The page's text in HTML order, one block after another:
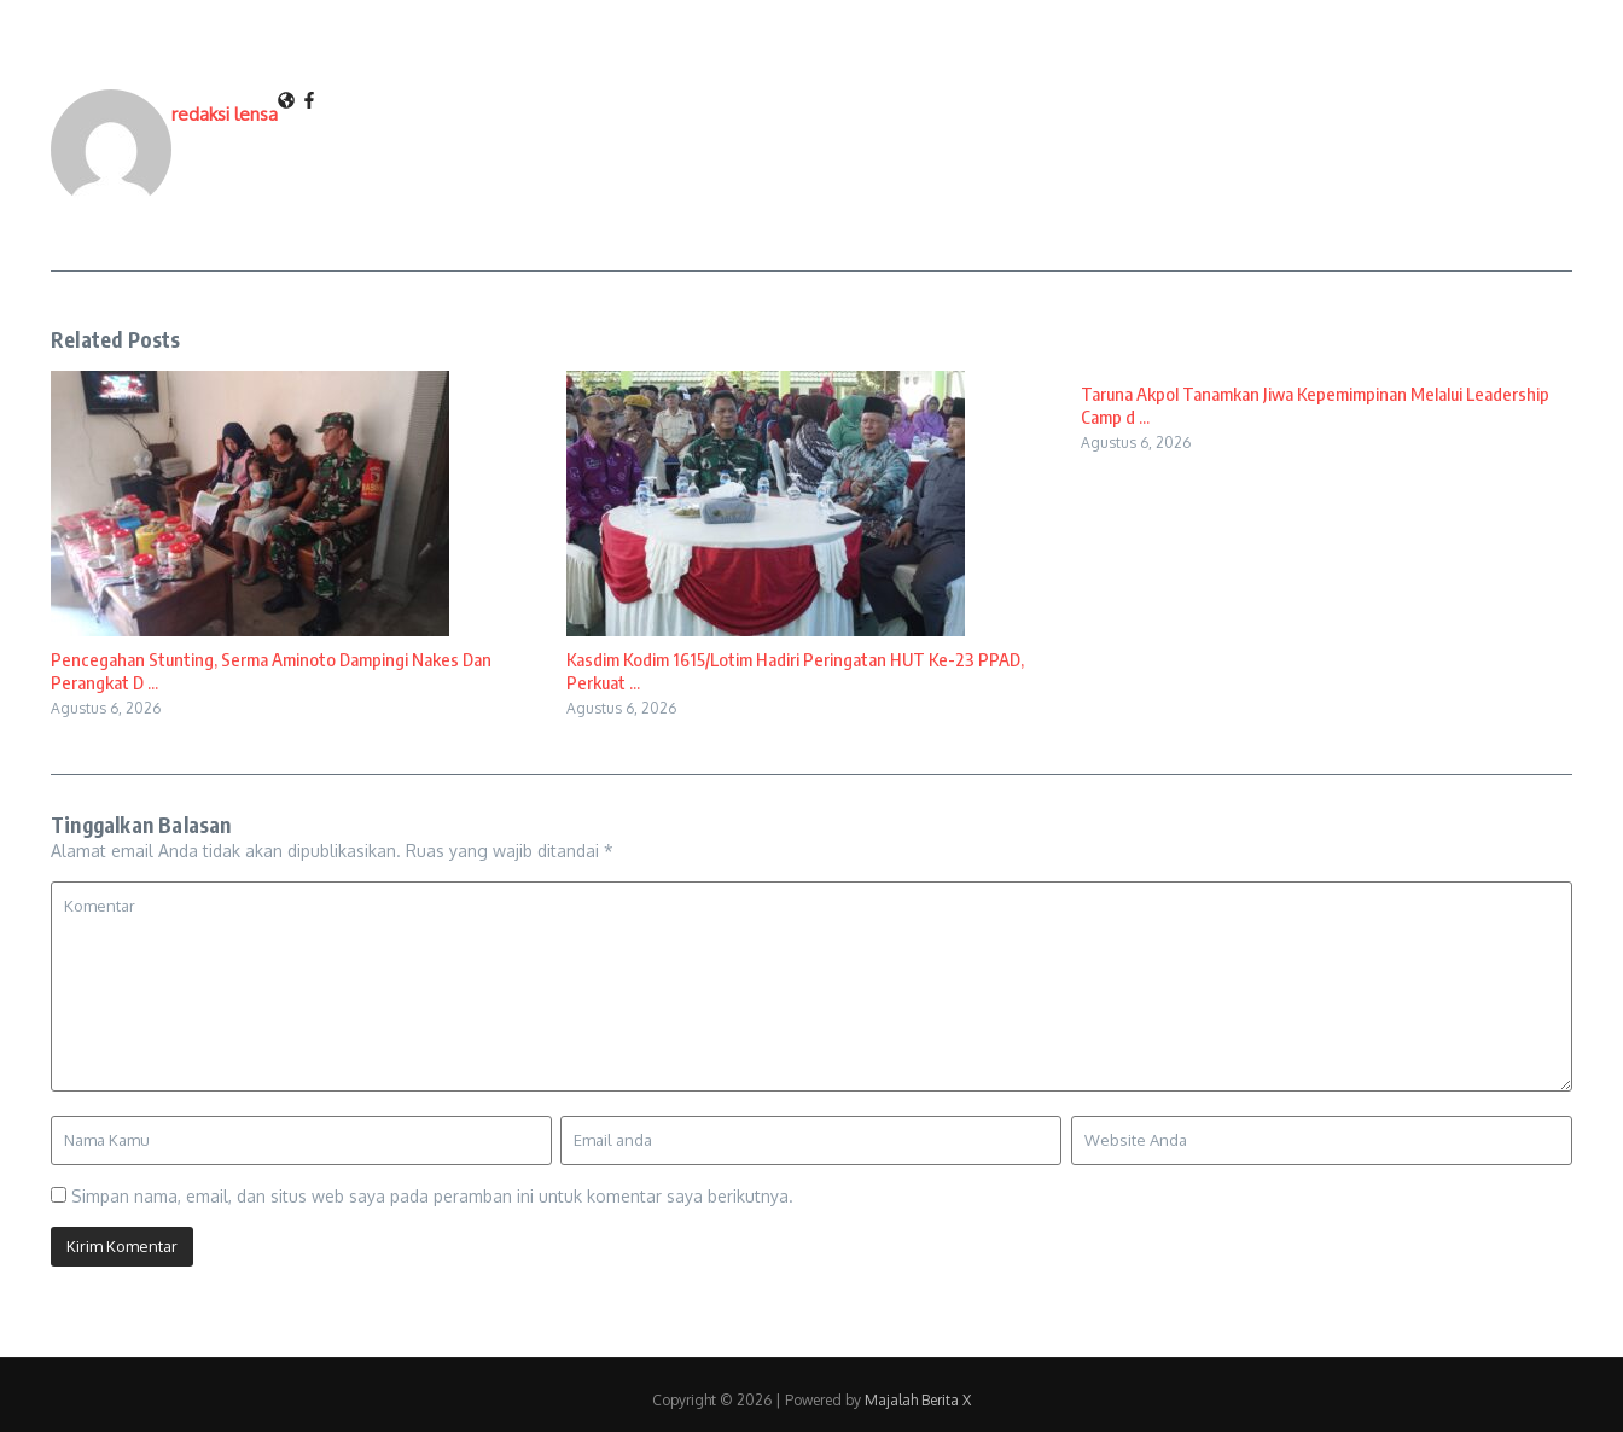
redaksi lensa
Related Posts
Pencegahan Stunting, Serma Aminoto Dampingi Nakes Dan
Perangkat D ...
Agustus 6, 2026
Kasdim Kodim 1615/Lotim Hadiri Peringatan HUT Ke-23 PPAD,
Perkuat ...
Agustus 6, 2026
Taruna Akpol Tanamkan Jiwa Kepemimpinan Melalui Leadership
Camp d ...
Agustus 6, 2026
Tinggalkan Balasan
Alamat email Anda tidak akan dipublikasikan. Ruas yang wajib ditandai *
Simpan nama, email, dan situs web saya pada peramban ini untuk komentar saya berikutnya.
Copyright © 2026 | Powered by Majalah Berita X